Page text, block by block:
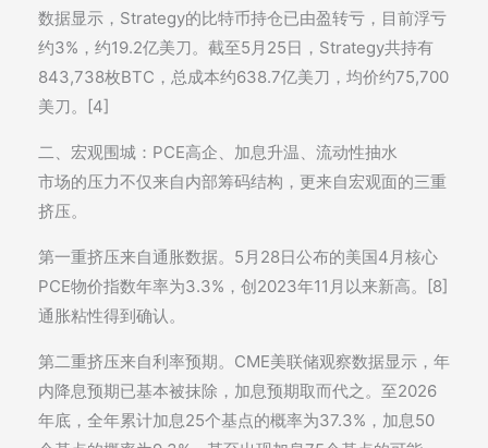
数据显示，Strategy的比特币持仓已由盈转亏，目前浮亏
约3%，约19.2亿美刀。截至5月25日，Strategy共持有
843,738枚BTC，总成本约638.7亿美刀，均价约75,700
美刀。[4]
二、宏观围城：PCE高企、加息升温、流动性抽水
市场的压力不仅来自内部筹码结构，更来自宏观面的三重
挤压。
第一重挤压来自通胀数据。5月28日公布的美国4月核心
PCE物价指数年率为3.3%，创2023年11月以来新高。[8]
通胀粘性得到确认。
第二重挤压来自利率预期。CME美联储观察数据显示，年
内降息预期已基本被抹除，加息预期取而代之。至2026
年底，全年累计加息25个基点的概率为37.3%，加息50